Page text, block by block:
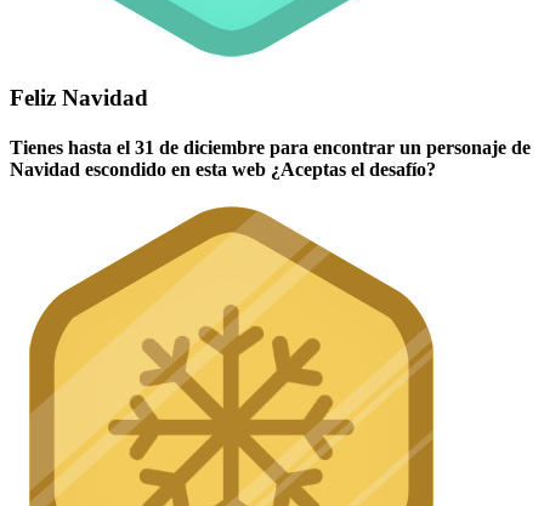
Feliz Navidad
Tienes hasta el 31 de diciembre para encontrar un personaje de
Navidad escondido en esta web ¿Aceptas el desafío?